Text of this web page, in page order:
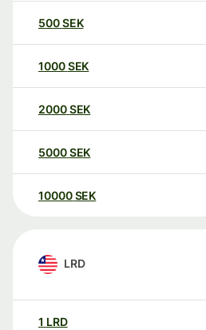
500SEK
1000SEK
2000SEK
5000SEK
10000 SEK
LRD
1 LRD